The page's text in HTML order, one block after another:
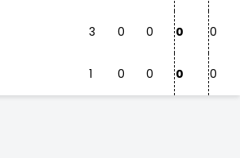
3 0 0 0 0
1 0 0 0 0